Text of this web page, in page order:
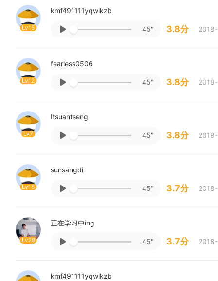
Lv15
kmf491111yqwlkzb
45" 3.8分
Lv12
fearless0506
45" 3.8分
Lv7
Itsuantseng
45" 3.8分
Lv15
sunsangdi
45" 3.7分
Lv28
正在学习中ing
45" 3.7分
kmf491111yqwlkzb